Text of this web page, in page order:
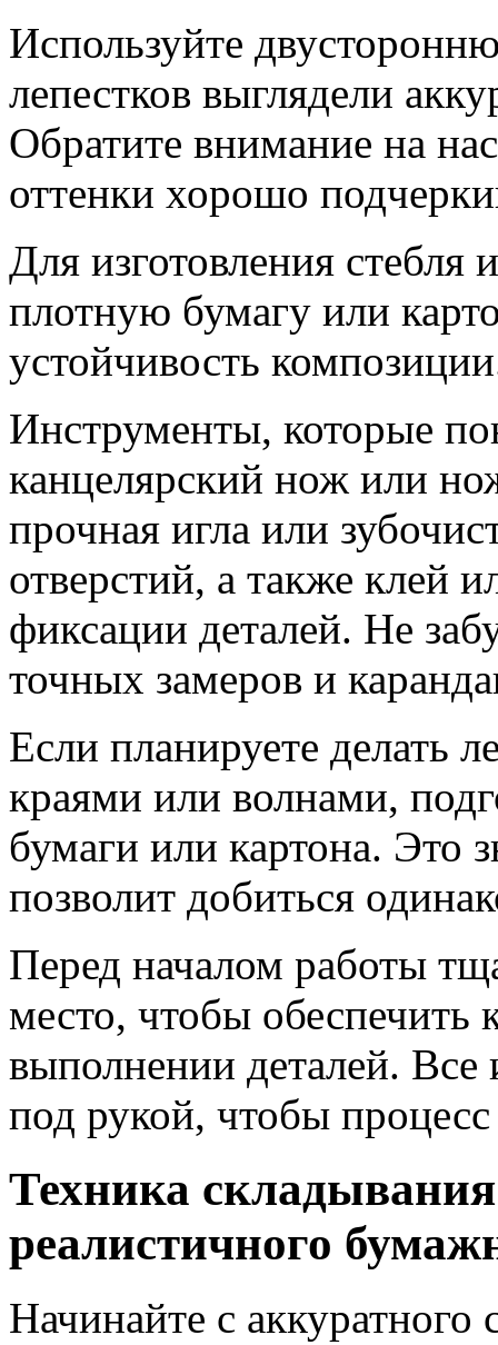
Используйте
лепестков выглядели
Обратите внимание на
оттенки хорошо
Для изготовления стебля
плотную бумагу или
устойчивость
Инструменты, которые
канцелярский нож или
прочная игла или
отверстий, а также клей
фиксации деталей. Не
точных замеров и
Если планируете делать
краями или волнами,
бумаги или картона. Это
позволит добиться
Перед началом работы
место, чтобы обеспечить
выполнении деталей.
под рукой, чтобы
Техника
реалистичного
Начинайте с аккуратного